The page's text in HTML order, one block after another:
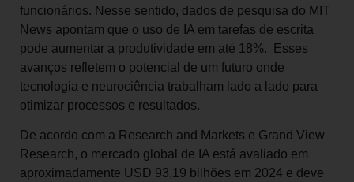
funcionários. Nesse sentido, dados de pesquisa do MIT
News apontam que o uso de IA em tarefas de escrita
pode aumentar a produtividade em até 18%. Esses
avanços refletem o potencial de um futuro onde
tecnologia e neurociência trabalham lado a lado para
otimizar processos e resultados.
De acordo com a Research and Markets e Grand View
Research, o mercado global de IA está avaliado em
aproximadamente USD 93,19 bilhões em 2024 e deve